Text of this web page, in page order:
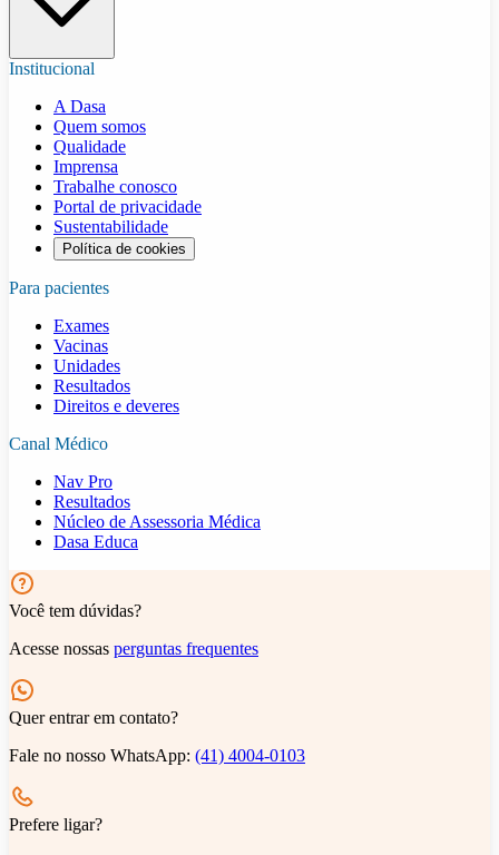
Institucional
A Dasa
Quem somos
Qualidade
Imprensa
Trabalhe conosco
Portal de privacidade
Sustentabilidade
Política de cookies
Para pacientes
Exames
Vacinas
Unidades
Resultados
Direitos e deveres
Canal Médico
Nav Pro
Resultados
Núcleo de Assessoria Médica
Dasa Educa
Você tem dúvidas?
Acesse nossas perguntas frequentes
Quer entrar em contato?
Fale no nosso WhatsApp: (41) 4004-0103
Prefere ligar?